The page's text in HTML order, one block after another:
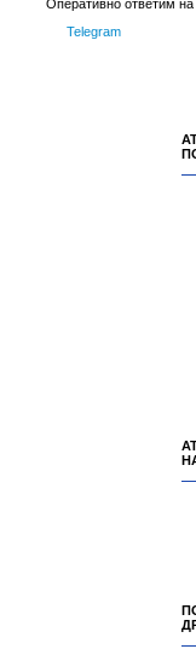
Оперативно ответим
Telegram